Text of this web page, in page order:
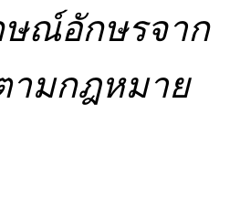
ษณ์อักษรจาก
ามกฎหมาย